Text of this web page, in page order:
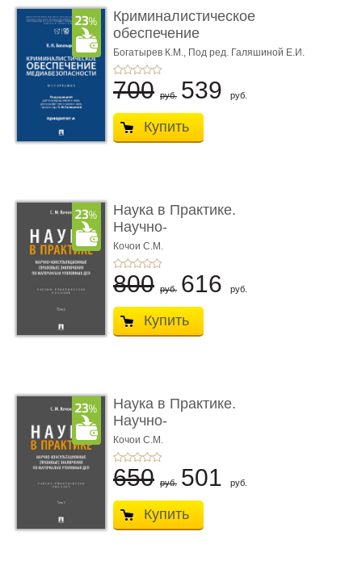
Криминалистическое
обеспечение
медиабезопас� ...
Богатырев К.М., Под ред. Галяшиной Е.И.
700 руб. 539 руб.
Купить
Наука в Практике.
Научно-
консультационные (пра
...
Кочои С.М.
800 руб. 616 руб.
Купить
Наука в Практике.
Научно-
консультационные (пра
...
Кочои С.М.
650 руб. 501 руб.
Купить